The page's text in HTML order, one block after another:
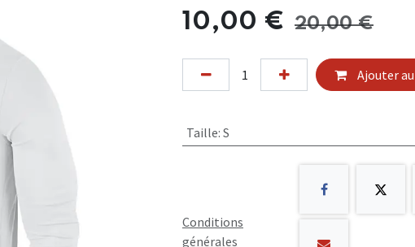
10,00 € 20,00€
Ajouter
Taille: S
Conditions
générales